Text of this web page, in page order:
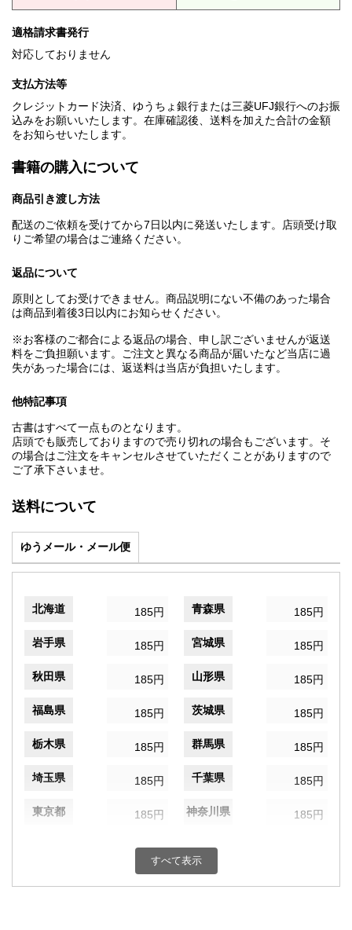
適格請求書発行
対応しておりません
支払方法等
クレジットカード決済、ゆうちょ銀行または三菱UFJ銀行へのお振
込みをお願いいたします。在庫確認後、送料を加えた合計の金額
をお知らせいたします。
書籍の購入について
商品引き渡し方法
配送のご依頼を受けてから7日以内に発送いたします。店頭受け取
りご希望の場合はご連絡ください。
返品について
原則としてお受けできません。商品説明にない不備のあった場合
は商品到着後3日以内にお知らせください。
※お客様のご都合による返品の場合、申し訳ございませんが返送
料をご負担願います。ご注文と異なる商品が届いたなど当店に過
失があった場合には、返送料は当店が負担いたします。
他特記事項
古書はすべて一点ものとなります。
店頭でも販売しておりますので売り切れの場合もございます。そ
の場合はご注文をキャンセルさせていただくことがありますので
ご了承下さいませ。
送料について
ゆうメール・メール便
北海道 185円 青森県 185円
岩手県 185円 宮城県 185円
秋田県 185円 山形県 185円
福島県 185円 茨城県 185円
栃木県 185円 群馬県 185円
埼玉県 185円 千葉県 185円
東京都 185円 神奈川県 185円
185円 富山県
すべて表示